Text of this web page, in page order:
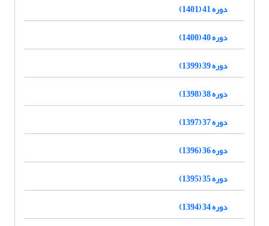
دوره 41 (1401)
دوره 40 (1400)
دوره 39 (1399)
دوره 38 (1398)
دوره 37 (1397)
دوره 36 (1396)
دوره 35 (1395)
دوره 34 (1394)